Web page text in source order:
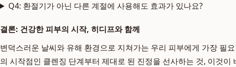
Q4: 환절기가 아닌 다른 계절에 사용해도 효과가 있나요?
결론: 건강한 피부의 시작, 히디프와 함께
변덕스러운 날씨와 유해 환경으로 지쳐가는 우리 피부에게 가장 필
의 시작점인 클렌징 단계부터 제대로 된 진정을 선사하는 것, 이것이